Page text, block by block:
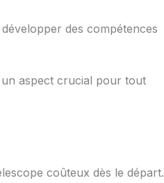
des compétences
un aspect crucial pour tout
coûteux dès le départ.